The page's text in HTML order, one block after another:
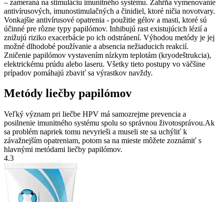
– zameraná na stimuláciu imunitného systému. Zahŕňa vymenovanie
antivírusových, imunostimulačných a činidiel, ktoré ničia novotvary.
Vonkajšie antivírusové opatrenia - použitie gélov a masti, ktoré sú
účinné pre rôzne typy papilómov. Inhibujú rast existujúcich lézií a
znižujú riziko exacerbácie po ich odstránení. Výhodou metódy je jej
možné dlhodobé používanie a absencia nežiaducich reakcií.
Zničenie papilómov vystavením nízkym teplotám (kryodeštrukcia),
elektrickému prúdu alebo laseru. Všetky tieto postupy vo väčšine
prípadov pomáhajú zbaviť sa výrastkov navždy.
Metódy liečby papilómov
Veľký význam pri liečbe HPV má samozrejme prevencia a
posilnenie imunitného systému spolu so správnou životosprávou.Ak
sa problém napriek tomu nevyrieši a museli ste sa uchýliť k
závažnejším opatreniam, potom sa na mieste môžete zoznámiť s
hlavnými metódami liečby papilómov.
4.3